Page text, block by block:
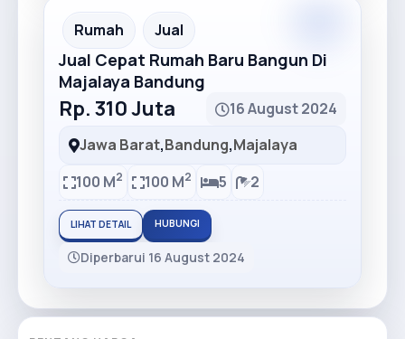
Recommended
Rumah Jual
Jual Cepat Rumah Baru Bangun Di
Majalaya Bandung
Rp. 310 Juta
16 August 2024
Jawa Barat,Bandung,Majalaya
100 M2 100 M2 5 2
LIHAT DETAIL HUBUNGI
Diperbarui 16 August 2024